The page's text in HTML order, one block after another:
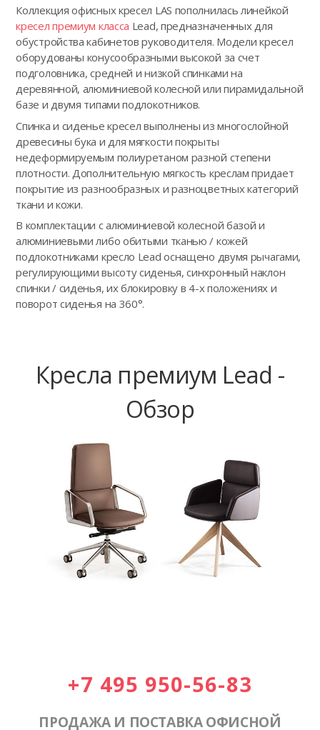
Коллекция офисных кресел LAS пополнилась линейкой
кресел премиум класса Lead, предназначенных для
обустройства кабинетов руководителя. Модели кресел
оборудованы конусообразными высокой за счет
подголовника, средней и низкой спинками на
деревянной, алюминиевой колесной или пирамидальной
базе и двумя типами подлокотников.
Спинка и сиденье кресел выполнены из многослойной
древесины бука и для мягкости покрыты
недеформируемым полиуретаном разной степени
плотности. Дополнительную мягкость креслам придает
покрытие из разнообразных и разноцветных категорий
ткани и кожи.
В комплектации с алюминиевой колесной базой и
алюминиевыми либо обитыми тканью / кожей
подлокотниками кресло Lead оснащено двумя рычагами,
регулирующими высоту сиденья, синхронный наклон
спинки / сиденья, их блокировку в 4-х положениях и
поворот сиденья на 360°.
Кресла премиум Lead -
Обзор
+7 495 950-56-83
ПРОДАЖА И ПОСТАВКА ОФИСНОЙ